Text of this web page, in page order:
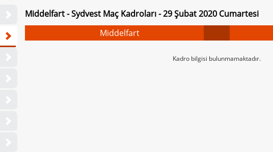
Middelfart - Sydvest Maç Kadroları - 29 Şubat 2020 Cumartesi
Middelfart
Kadro bilgisi bulunmamaktadır.